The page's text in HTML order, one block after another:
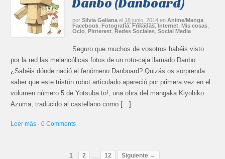
Danbo (Danboard)
por Silvia Galiana el 18 junio, 2014 en Anime/Manga
Facebook ,Fotografía,Frikadas,Internet ,Mis cosas
Ocio ,Pinterest ,Redes Sociales ,Social Media
Seguro que muchos de vosotros habéis visto
por la red las melancólicas fotos de un roto-caja llamado Danbo.
¿Sabéis dónde nació el fenómeno Danboard? Quizás os sorprenda
saber que este tristón robot articulado apareció por primera vez en el
volumen número 5 de Yotsuba to!, una obra del mangaka Kiyohiko
Azuma, traducido al castellano como […]
Leer más ·0 Comments
1 2 12 Siguiente →